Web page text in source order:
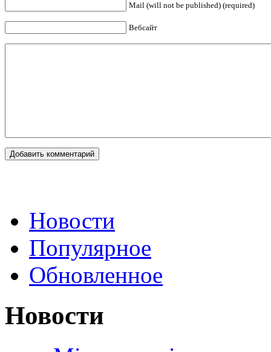
Mail (will not be published) (required)
Вебсайт
Новости
Популярное
Обновленное
Новости